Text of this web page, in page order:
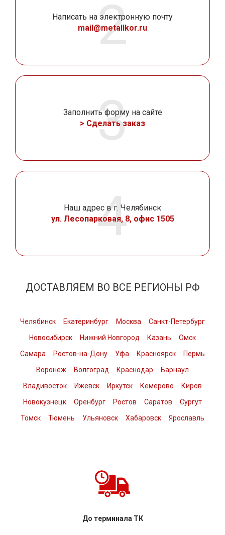
Написать на электронную почту
mail@metallkor.ru
Заполнить форму на сайте
> Сделать заказ
Наш адрес в г. Челябинск
ул. Лесопарковая, 8, офис 1505
ДОСТАВЛЯЕМ ВО ВСЕ РЕГИОНЫ РФ
Челябинск Екатеринбург Москва
Санкт-Петербург
Новосибирск
Нижний Новгород Казань
Омск
Самара
Ростов-на-Дону Уфа Красноярск
Пермь
Воронеж
Волгоград Краснодар
Барнаул
Владивосток
Ижевск Иркутск Кемерово
Киров
Новокузнецк
Оренбург Ростов Саратов
Сургут
Томск
Тюмень Ульяновск Хабаровск Ярославль
До терминала ТК